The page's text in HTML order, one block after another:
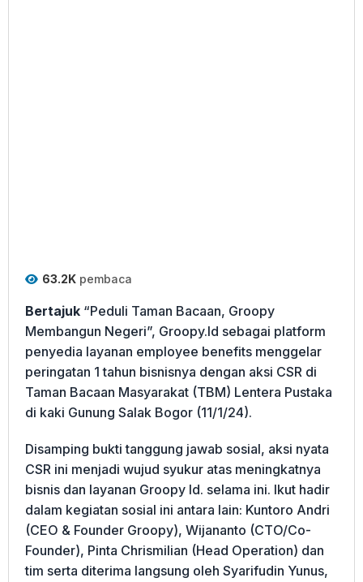
63.2K pembaca
Bertajuk “Peduli Taman Bacaan, Groopy
Membangun Negeri”, Groopy.Id sebagai platform
penyedia layanan employee benefits menggelar
peringatan 1 tahun bisnisnya dengan aksi CSR di
Taman Bacaan Masyarakat (TBM) Lentera Pustaka
di kaki Gunung Salak Bogor (11/1/24).
Disamping bukti tanggung jawab sosial, aksi nyata
CSR ini menjadi wujud syukur atas meningkatnya
bisnis dan layanan Groopy Id. selama ini. Ikut hadir
dalam kegiatan sosial ini antara lain: Kuntoro Andri
(CEO & Founder Groopy), Wijananto (CTO/Co-
Founder), Pinta Chrismilian (Head Operation) dan
tim serta diterima langsung oleh Syarifudin Yunus,